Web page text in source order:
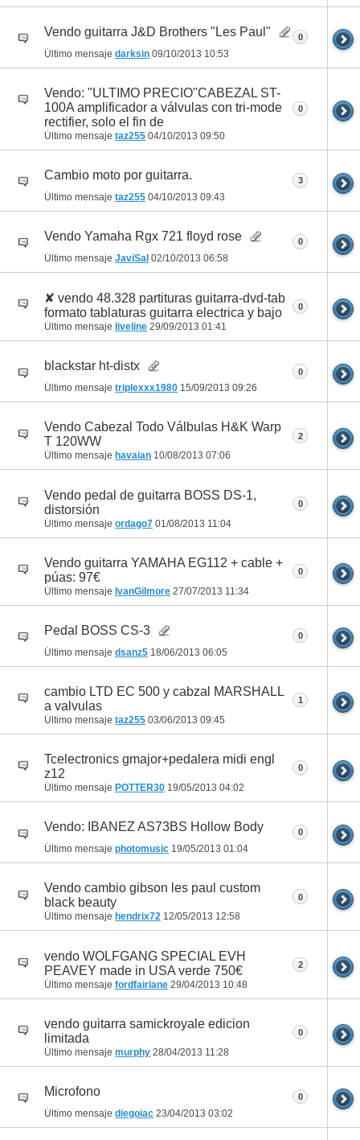
Vendo guitarra J&D Brothers "Les Paul"
Último mensaje darksin 09/10/2013 10:53
0
Vendo: "ULTIMO PRECIO"CABEZAL ST-
100A amplificador a válvulas con tri-mode
rectifier, solo el fin de
Último mensaje taz255 04/10/2013 09:50
0
Cambio moto por guitarra.
Último mensaje taz255 04/10/2013 09:43
3
Vendo Yamaha Rgx 721 floyd rose
Último mensaje JaviSal 02/10/2013 06:58
0
✘ vendo 48.328 partituras guitarra-dvd-tab
formato tablaturas guitarra electrica y bajo
Último mensaje liveline 29/09/2013 01:41
0
blackstar ht-distx
Último mensaje triplexxx1980 15/09/2013 09:26
0
Vendo Cabezal Todo Válbulas H&K Warp
T 120WW
Último mensaje havaian 10/08/2013 07:06
2
Vendo pedal de guitarra BOSS DS-1,
distorsión
Último mensaje ordago7 01/08/2013 11:04
0
Vendo guitarra YAMAHA EG112 + cable +
púas: 97€
Último mensaje IvanGilmore 27/07/2013 11:34
0
Pedal BOSS CS-3
Último mensaje dsanz5 18/06/2013 06:05
0
cambio LTD EC 500 y cabzal MARSHALL
a valvulas
Último mensaje taz255 03/06/2013 09:45
1
Tcelectronics gmajor+pedalera midi engl
z12
Último mensaje POTTER30 19/05/2013 04:02
0
Vendo: IBANEZ AS73BS Hollow Body
Último mensaje photomusic 19/05/2013 01:04
0
Vendo cambio gibson les paul custom
black beauty
Último mensaje hendrix72 12/05/2013 12:58
0
vendo WOLFGANG SPECIAL EVH
PEAVEY made in USA verde 750€
Último mensaje fordfairlane 29/04/2013 10:48
2
vendo guitarra samickroyale edicion
limitada
Último mensaje murphy 28/04/2013 11:28
0
Microfono
Último mensaje diegoiac 23/04/2013 03:02
0